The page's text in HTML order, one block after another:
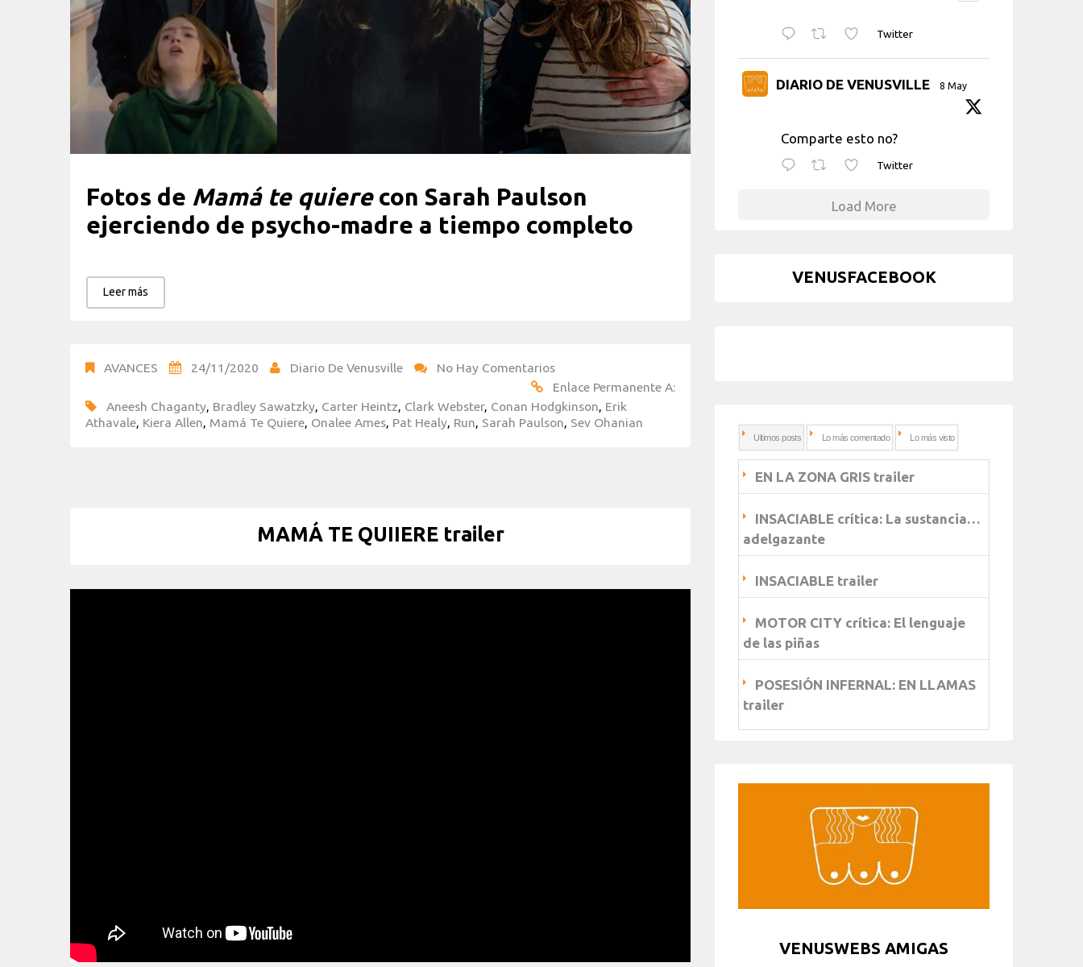
Fotos de Mamá te quierecon Sarah Paulson
ejerciendo de psycho-madre a tiempo completo
Leer más
AVANCES 24/11/2020 Diario De Venusville
No Hay Comentarios
Enlace Permanente A:
Aneesh Chaganty Bradley Sawatzky Carter Heintz Clark Webster, Conan Hodgkinson Erik
Athavale Kiera Allen Mamá Te Quiere Onalee Ames Pat Healy Run Sarah Paulson Sev Ohanian
MAMÁ TE QUIIERE trailer
Twitter
DIARIO DE VENUSVILLE 8 May
Comparte esto no?
Twitter
Load More
VENUSFACEBOOK
Ultimos posts Lo más comentado Lo más visto
EN LA ZONA GRIS trailer
INSACIABLE crítica: La sustancia…
adelgazante
INSACIABLE trailer
MOTOR CITY crítica: El lenguaje
de las piñas
POSESIÓN INFERNAL: EN LLAMAS
trailer
VENUSWEBS AMIGAS